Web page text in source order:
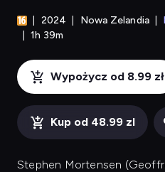
2024 Nowa Zelandia
1h 39m
Wypożycz od 8.99 zł
Kup od 48.99 zl
Stephen Mortensen